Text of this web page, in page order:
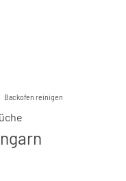
Backofen reinigen